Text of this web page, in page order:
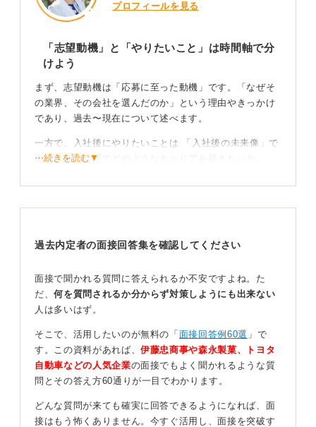
プロフィールを見る
「志望動機」と「やりたいこと」は時間軸で分
けよう
まず、志望動機は「応募に至った動機」です。「なぜそ
の業界、その会社を選んだのか」という理由やきっかけ
であり、過去〜現在について述べます。
一方で、入社後にやりたいことは 「入社後の未来像」で
す。「その会社でどのようなキャリアを築きたいか」
り、未来に焦点を当てます。
その企業でやりたいことが特にない場合は、「年齢を重
ねたときにどういう人でありたいか」という点を考えて
「将来に向けて資格を取得したい」「マネジメントに挑
戦したい」といった、ざっくりしたものでかまいませ
ん。
入社後にやりたいことは長期的な将来像を伝えよう
⋯続きを読む▼
過去内定者の面接回答集を確認してください
面接で聞かれる質問に答えられるか不安ですよね。た
だ、何を質問されるか分からず対策しようにも出来ない
人は多いはず。
そこで、活用したいのが無料の「 面接回答例60選 」で
す。この資料があれば、伊藤忠商事や森永製菓、トヨタ
自動車などの人気企業の面接でもよく聞かれるような質
問とその答え方60通りが一目でわかります。
どんな質問が来ても確実に回答できるようになれば、面
接はもう怖くありません。今すぐ活用し、面接を突破す